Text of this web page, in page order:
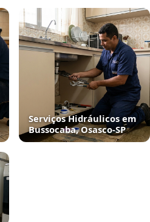
Serviços Hidráulicos em
Bussocaba, Osasco‑SP